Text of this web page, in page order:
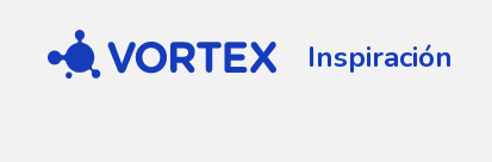
Vortex Inspiración